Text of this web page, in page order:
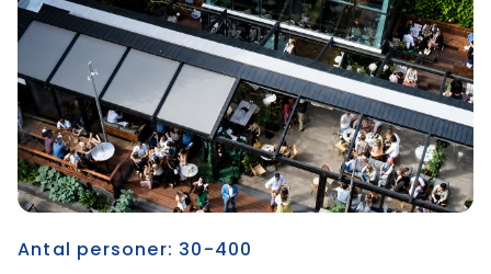
Antal personer: 30-400